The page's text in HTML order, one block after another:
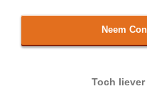
Neem
Toch